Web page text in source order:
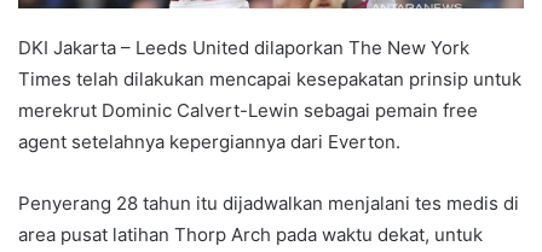
DKI Jakarta – Leeds United dilaporkan The New York
Times telah dilakukan mencapai kesepakatan prinsip untuk
merekrut Dominic Calvert-Lewin sebagai pemain free
agent setelahnya kepergiannya dari Everton.
Penyerang 28 tahun itu dijadwalkan menjalani tes medis di
area pusat latihan Thorp Arch pada waktu dekat, untuk